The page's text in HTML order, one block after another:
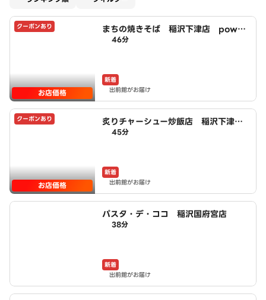
クーポンあり
お店価格
まちの焼きそば 稲沢下津店 power
ed by LAWSON
46分
新着
出前館がお届け
クーポンあり
お店価格
炙りチャーシュー炒飯店 稲沢下津
店 powered by LAWSON
45分
新着
出前館がお届け
パスタ・デ・ココ 稲沢国府宮店
38分
新着
出前館がお届け